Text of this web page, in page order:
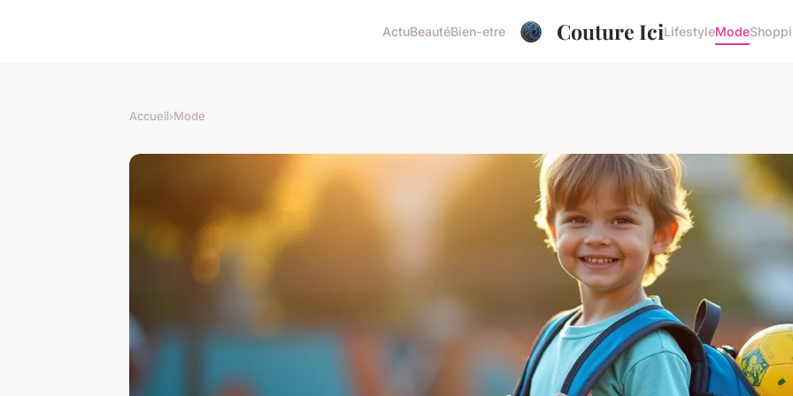
ActuBeautéBien-etre Couture IciLifestyleMode
Accueil›Mode